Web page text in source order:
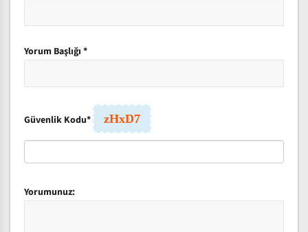
Yorum Başlığı *
Güvenlik Kodu* zHxD7
Yorumunuz: